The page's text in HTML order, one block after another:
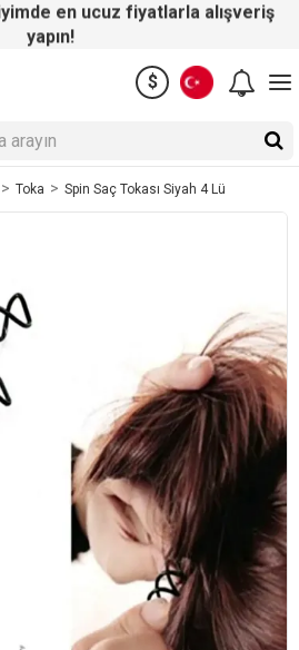
en ucuz fiyatlarla alışveriş
yapın!
$
Toka Spin Saç Tokası Siyah 4 Lü